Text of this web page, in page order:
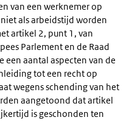
van een werknemer op
als arbeidstijd worden
artikel 2, punt 1, van
Parlement en de Raad
aantal aspecten van de
tot een recht op
wegens schending van het
aangetoond dat artikel
is geschonden ten